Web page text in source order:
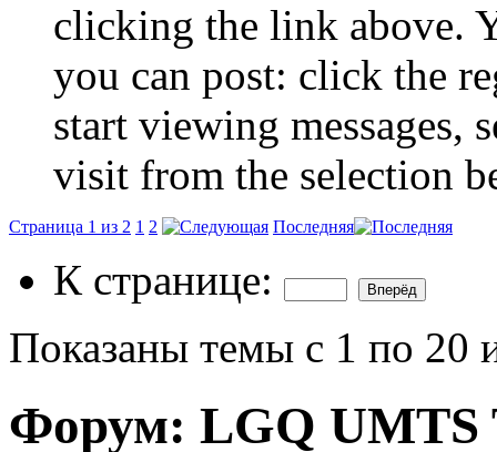
clicking the link above.
you can post: click the
start viewing messages,
visit from the selection
Страница 1 из 2 1 2 Последняя
К странице:
Показаны темы с 1 по 20
Форум: LGQ UMTS